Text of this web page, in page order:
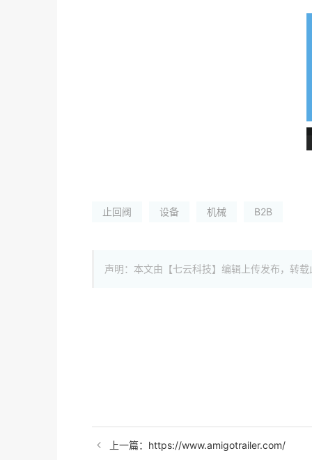
止回阀 设备 机械 B2B
声明：本文由【七云科技】编辑上传发布，转
上一篇：https://www.amigotrailer.com/